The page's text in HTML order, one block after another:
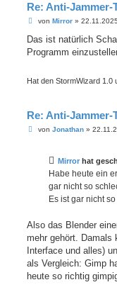
Re: Anti-Jammer-
B
i
r
von Mirror»
Das ist natürlich
Programm
Hat den StormWizard 1.0
Re: Anti-Jammer-
Bvon Jonathan»
Mirror hat
Habe heute ein
gar nicht so
Es ist gar nicht
Also das Blender
mehr gehört. Damals
Interface und alles)
als Vergleich: Gimp
heute so richtig